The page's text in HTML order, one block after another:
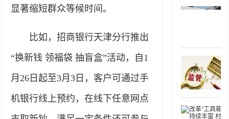
显著缩短群众等候时间。
比如，招商银行天津分行推出
“换新钱 领福袋 抽盲盒”活动，自1
月26日起至3月3日，客户可通过手
机银行线上预约，在线下任意网点